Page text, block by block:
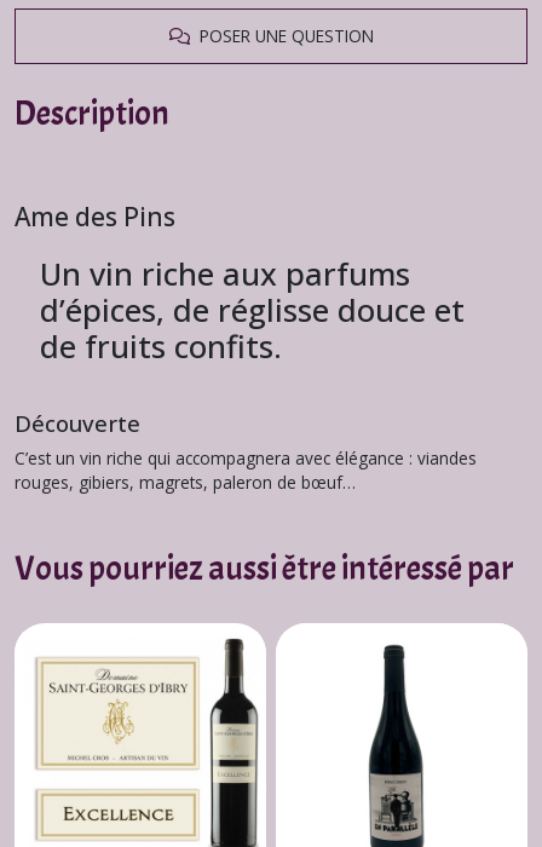
POSER UNE QUESTION
Description
Ame des Pins
Un vin riche aux parfums
d’épices, de réglisse douce et
de fruits confits.
Découverte
C’est un vin riche qui accompagnera avec élégance : viandes
rouges, gibiers, magrets, paleron de bœuf…
Vous pourriez aussi être intéressé par